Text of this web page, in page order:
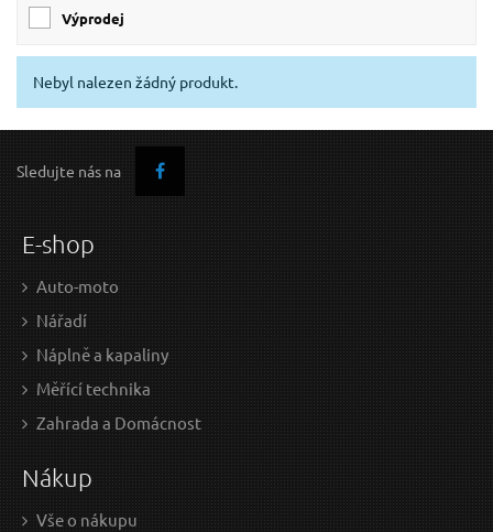
Výprodej
Nebyl nalezen žádný produkt.
Sledujte nás na
E-shop
Auto-moto
Nářadí
Náplně a kapaliny
Měřící technika
Zahrada a Domácnost
Nákup
Vše o nákupu